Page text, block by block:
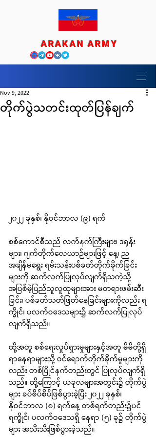
ARAKAN ARMY
တိုက်ပွဲသတင်းထုတ်ပြန်ချက်
Nov 9, 2022
၂၀၂၂ ခုနှစ်၊ နိုဝင်ဘာလ (၉) ရက်
စစ်ကောင်စီသည် လက်နက်ကြီးများ၊ ဒရုန်း
များ၊ ဂျက်တိုက်လေယာဉ်များဖြင့် နေ့၊ ည
အချိန်မရွေး ရမ်းသန်းပစ်ခတ်တိုက်ခိုက်ခြင်း
များကို ဆက်လက်ပြုလုပ်လျက်ရှိသကဲ့သို့
အပြစ်မဲ့ပြည်သူလူထုများအား မတရားဖမ်းဆီး
ခြင်း၊ ပစ်ခတ်သတ်ဖြတ်နေခြင်းများကိုလည်း ရ
က္ခိုင်၊ ပလက်ဝဒေသများ၌ ဆက်လက်ပြုလုပ်
လျက်ရှိသည်။
ထို့အတူ စစ်ရေးလှုပ်ရှားမှုများနှင့်အတူ မိမိတို့ရှိ
ရာနေရာများသို့ ဝင်ရောက်တိုက်ခိုက်မှုများကို
လည်း တစ်ပြိုင်နက်တည်းတွင် ပြုလုပ်လျက်ရှိ
သည်။ ထို့ကြောင့် ယခုလများအတွင်း၌ တိုက်ပွဲ
များ ခပ်စိပ်စိပ်ဖြစ်ပွားခဲ့ပြီး ၂၀၂၂ ခုနှစ်၊
နိုဝင်ဘာလ (၈) ရက်နေ့ တစ်ရက်တည်း၌ပင်
ရက္ခိုင်၊ ပလက်ဝဒေသရှိ နေရာ (၅) ခု၌ တိုက်ပွဲ
များ အသီးသီးဖြစ်ပွားခဲ့သည်။